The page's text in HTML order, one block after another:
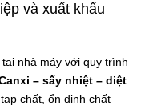
và xuất khẩu
nhà máy với quy trình
– sấy nhiệt – diệt
chất, ổn định chất